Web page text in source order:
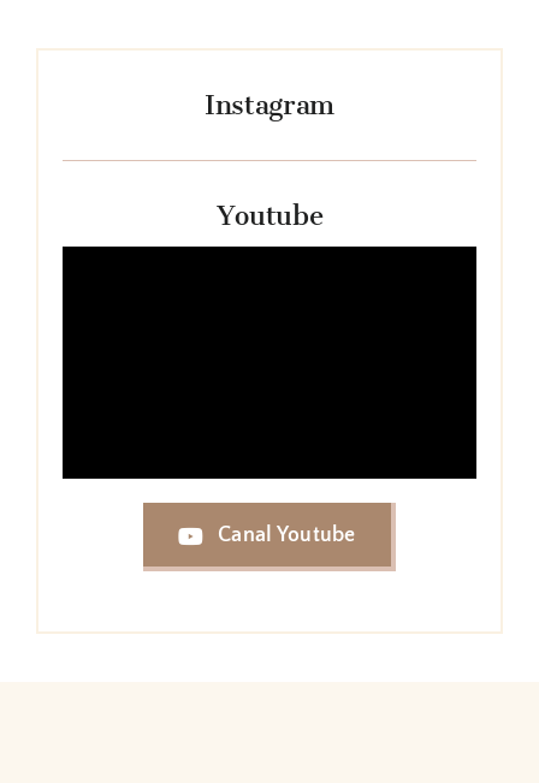
Instagram
Youtube
Canal Youtube